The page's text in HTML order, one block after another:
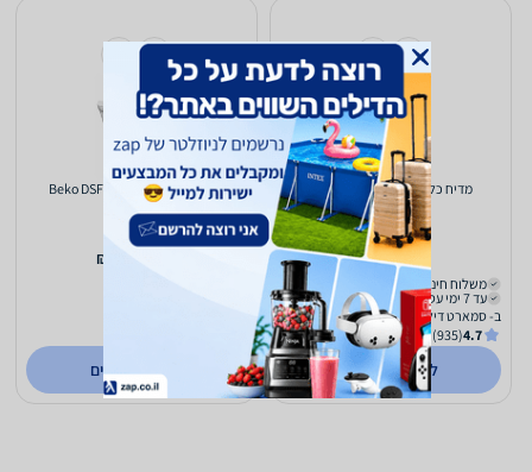
מדיח כלים ‏צר Beko DFS05010
1,613
₪
משלוח חינם
עד 7 ימי עסקים
ב- סמארט דיל
4.7
(935)
לפרטים נוספים
מדיח כלים ‏צר Beko DSFS4530W
5.0
2,189
₪
לפרטים נוספים